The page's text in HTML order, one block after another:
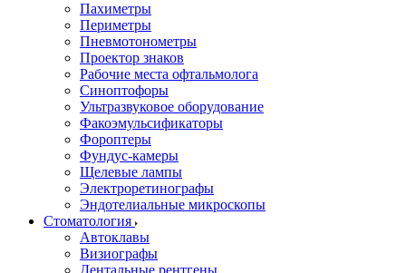
Пахиметры
Периметры
Пневмотонометры
Проектор знаков
Рабочие места офтальмолога
Синоптофоры
Ультразвуковое оборудование
Факоэмульсификаторы
Фороптеры
Фундус-камеры
Щелевые лампы
Электроретинографы
Эндотелиальные микроскопы
Стоматология
Автоклавы
Визиографы
Дентальные рентгены